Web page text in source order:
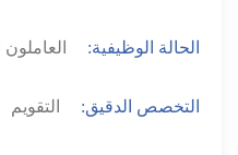
الحالة الوظيفية:
التخصص الدقيق: التقويم